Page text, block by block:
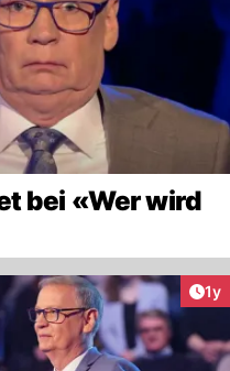
bei «Wer wird
1y